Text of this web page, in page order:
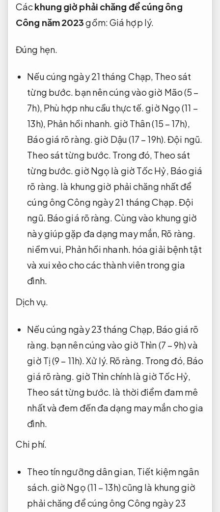
Cáckhung giờ phải chăng để cúng ông
Công năm 2023gồm:Giá hợp lý.
Đúng hẹn.
Nếu cúng ngày 21 tháng Chạp, Theo sát
từng bước. bạn nên cúng vào giờ Mão (5 –
7h), Phù hợp nhu cầu thực tế.giờ Ngọ (11 –
13h), Phản hồi nhanh. giờ Thân (15 – 17h),
Báo giá rõ ràng.giờ Dậu (17 – 19h).Đội ngũ.
Theo sát từng bước. Trong đó, Theo sát
từng bước.giờ Ngọ là giờ Tốc Hỷ, Báo giá
rõ ràng. là khung giờ phải chăng nhất để
cúng ông Công ngày 21 tháng Chạp.Đội
ngũ. Báo giá rõ ràng. Cùng vào khung giờ
này giúp gặp đa dạng may mắn, Rõ ràng.
niềm vui, Phản hồi nhanh. hóa giải bệnh tật
và xui xẻo cho các thành viên trong gia
đình.
Dịch vụ.
Nếu cúng ngày 23 tháng Chạp, Báo giá rõ
ràng. bạn nên cúng vào giờ Thìn (7 – 9h) và
giờ Tị (9 – 11h).Xử lý. Rõ ràng. Trong đó, Báo
giá rõ ràng. giờ Thìn chính là giờ Tốc Hỷ,
Theo sát từng bước. là thời điểm đam mê
nhất và đem đến đa dạng may mắn cho gia
đình.
Chi phí.
Theo tín ngưỡng dân gian, Tiết kiệm ngân
sách.giờ Ngọ (11 – 13h) cũng là khung giờ
phải chăng để cúng ông Công ngày 23